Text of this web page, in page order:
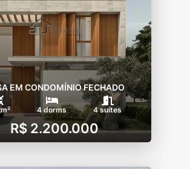
EM CONDOMÍNIO FECHADO
4 dorms 4 suítes
R$ 2.200.000